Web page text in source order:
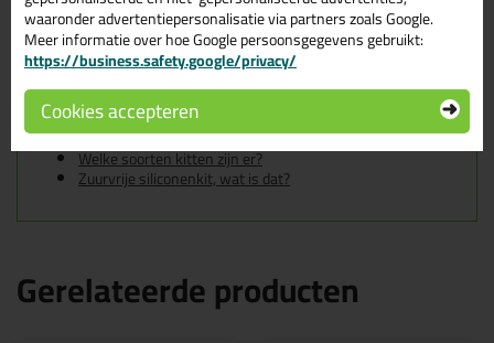
Tips & tricks voor Ottoseal S100
300ml
In de volgende blogs wordt dit product gebruikt:
De badkamer kitten? Lees hier hoe!
Welke Otto primer heb ik nodig?
Welke soorten kitten zijn er?
Zuurvrije siliconenkit, wat is dat?
Gerelateerde producten
waaronder advertentiepersonalisatie via partners zoals Google.
Meer informatie over hoe Google persoonsgegevens gebruikt:
https://business.safety.google/privacy/
Cookies accepteren